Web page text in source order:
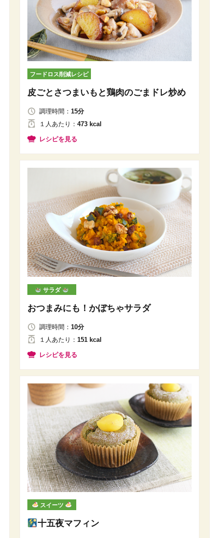
フードロス削減レシピ
皮ごとさつまいもと鶏肉のごまドレ炒め
調理時間： 15分
１人あたり ： 473 kcal
レシピを見る
サラダ
おつまみにも！かぼちゃサラダ
調理時間： 10分
１人 あたり ： 151 kcal
レシピを見る
スイーツ
十五夜マフィン